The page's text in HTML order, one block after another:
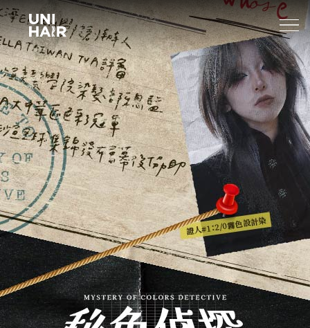
About Us
What’s New
TREND
BEAUTY TIPS
NEWS
Brands
WELLA
Sp
Sebastian
nioxin
Find A Salon
Professional
EVENT
Shop